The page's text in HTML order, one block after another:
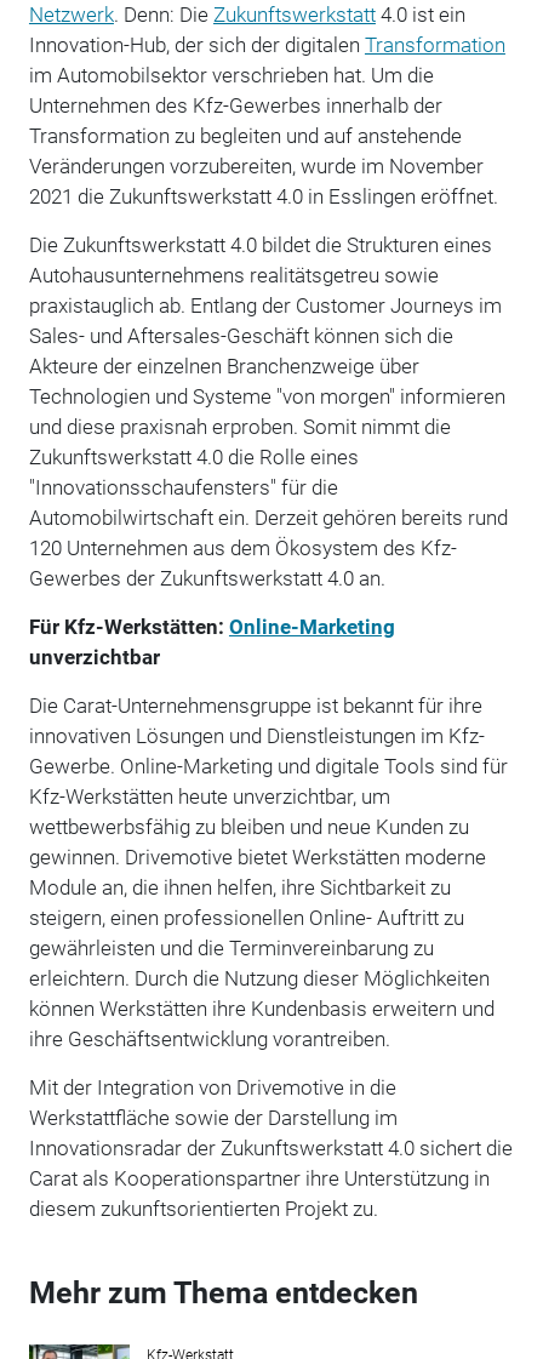
Netzwerk. Denn: Die Zukunftswerkstatt4.0 ist ein
Innovation-Hub, der sich der digitalen Transformation
im Automobilsektor verschrieben hat. Um die
Unternehmen des Kfz-Gewerbes innerhalb der
Transformation zu begleiten und auf anstehende
Veränderungen vorzubereiten, wurde im November
2021 die Zukunftswerkstatt 4.0 in Esslingen eröffnet.
Die Zukunftswerkstatt 4.0 bildet die Strukturen eines
Autohausunternehmens realitätsgetreu sowie
praxistauglich ab. Entlang der Customer Journeys im
Sales- und Aftersales-Geschäft können sich die
Akteure der einzelnen Branchenzweige über
Technologien und Systeme "von morgen" informieren
und diese praxisnah erproben. Somit nimmt die
Zukunftswerkstatt 4.0 die Rolle eines
"Innovationsschaufensters" für die
Automobilwirtschaft ein. Derzeit gehören bereits rund
120 Unternehmen aus dem Ökosystem des Kfz-
Gewerbes der Zukunftswerkstatt 4.0 an.
Für Kfz-Werkstätten: Online-Marketing
unverzichtbar
Die Carat-Unternehmensgruppe ist bekannt für ihre
innovativen Lösungen und Dienstleistungen im Kfz-
Gewerbe. Online-Marketing und digitale Tools sind für
Kfz-Werkstätten heute unverzichtbar, um
wettbewerbsfähig zu bleiben und neue Kunden zu
gewinnen. Drivemotive bietet Werkstätten moderne
Module an, die ihnen helfen, ihre Sichtbarkeit zu
steigern, einen professionellen Online- Auftritt zu
gewährleisten und die Terminvereinbarung zu
erleichtern. Durch die Nutzung dieser Möglichkeiten
können Werkstätten ihre Kundenbasis erweitern und
ihre Geschäftsentwicklung vorantreiben.
Mit der Integration von Drivemotive in die
Werkstattfläche sowie der Darstellung im
Innovationsradar der Zukunftswerkstatt 4.0 sichert die
Carat als Kooperationspartner ihre Unterstützung in
diesem zukunftsorientierten Projekt zu.
Mehr zum Thema entdecken
Kfz-Werkstatt